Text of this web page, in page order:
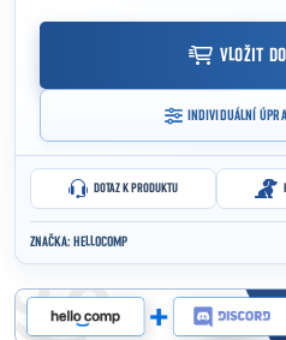
VLOŽIT
INDIVIDUÁLNÍ
DOTAZ K PRODUKTU
ZNAČKA: HELLOCOMP